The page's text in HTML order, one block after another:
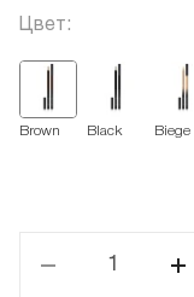
Цвет:
Brown Black Biege